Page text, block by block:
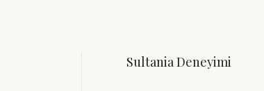
Sultania Deneyimi